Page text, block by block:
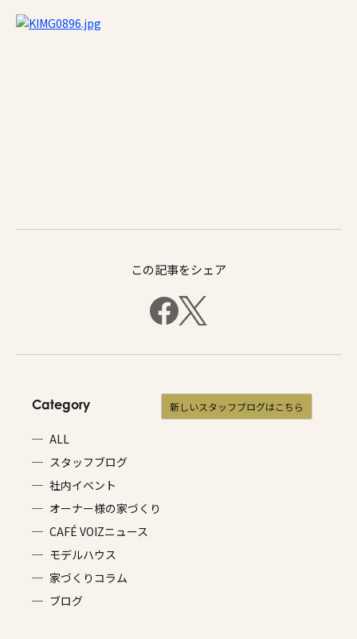
この記事をシェア
Category
ALL
スタッフブログ
社内イベント
オーナー様の家づくり
CAFÉ VOIZニュース
モデルハウス
家づくりコラム
ブログ
新しいスタッフブログはこちら